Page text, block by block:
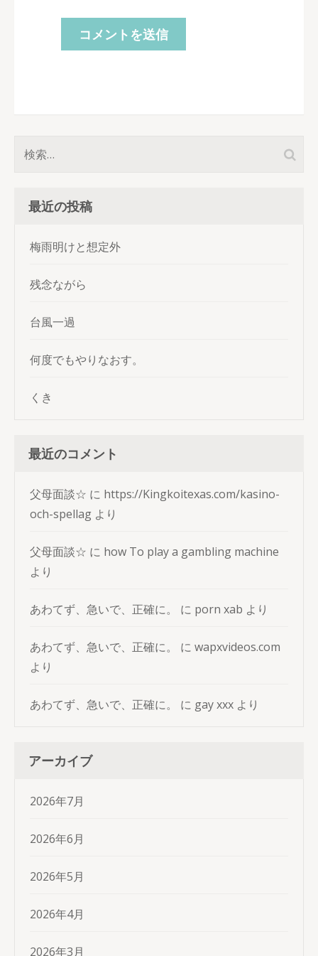
検
最近の投稿
梅雨明けと想定外
残念ながら
台風一過
何度でもやりなおす。
くき
最近のコメント
父母面談☆ に https://Kingkoitexas.com/kasino-
och-spellag より
父母面談☆ に how To play a gambling machine
より
あわてず、急いで、正確に。 に porn xab より
あわてず、急いで、正確に。 に wapxvideos.com
より
あわてず、急いで、正確に。 に gay xxx より
アーカイブ
2026年7月
2026年6月
2026年5月
2026年4月
2026年3月